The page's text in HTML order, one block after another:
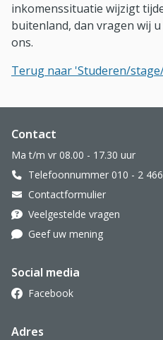
inkomenssituatie wijzigt
buitenland, dan vragen wij
ons.
Terug naar 'Studeren/
Website
Contact
Ma t/m vr 08.00 - 17.30 uur
Telefoonnummer 010 - 2
Contactformulier
Veelgestelde vragen
Geef uw mening
Social media
Facebook
Adres